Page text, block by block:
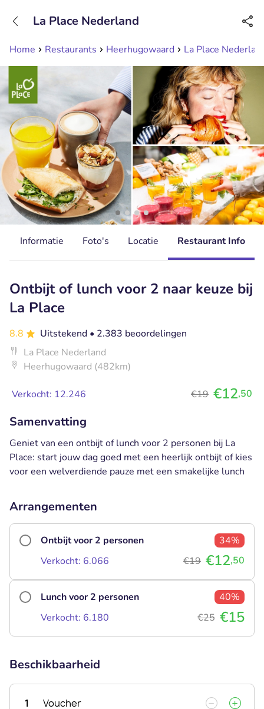
Bereikbaar tot 23:00 uur
Home Restaurants Heerhugowaard La Place
La Place Nederland
Informatie Foto's Locatie Restaurant Info
Ontbijt of lunch voor 2 naar keuze bij
La Place
8.8 Uitstekend • 2.383 beoordelingen
La Place Nederland
Heerhugowaard (482km)
Verkocht: 12.246 €19 €12,50
Samenvatting
Geniet van een ontbijt of lunch voor 2 personen bij La
Place: start jouw dag goed met een heerlijk ontbijt of kies
voor een welverdiende pauze met een smakelijke lunch
Arrangementen
Ontbijt voor 2 personen
34%
Verkocht: 6.066
€19 €12,50
Lunch voor 2 personen
40%
Verkocht: 6.180
€25 €15
Beschikbaarheid
1 Voucher